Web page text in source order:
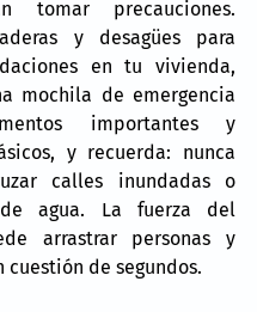
tomar precauciones.
y desagües para
en tu vivienda,
mochila de emergencia
importantes y
y recuerda: nunca
calles inundadas o
agua. La fuerza del
arrastrar personas y
cuestión de segundos.